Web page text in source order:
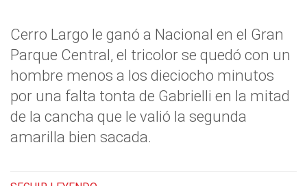
Cerro Largo le ganó a Nacional en el Gran
Parque Central, el tricolor se quedó con un
hombre menos a los dieciocho minutos
por una falta tonta de Gabrielli en la mitad
de la cancha que le valió la segunda
amarilla bien sacada.